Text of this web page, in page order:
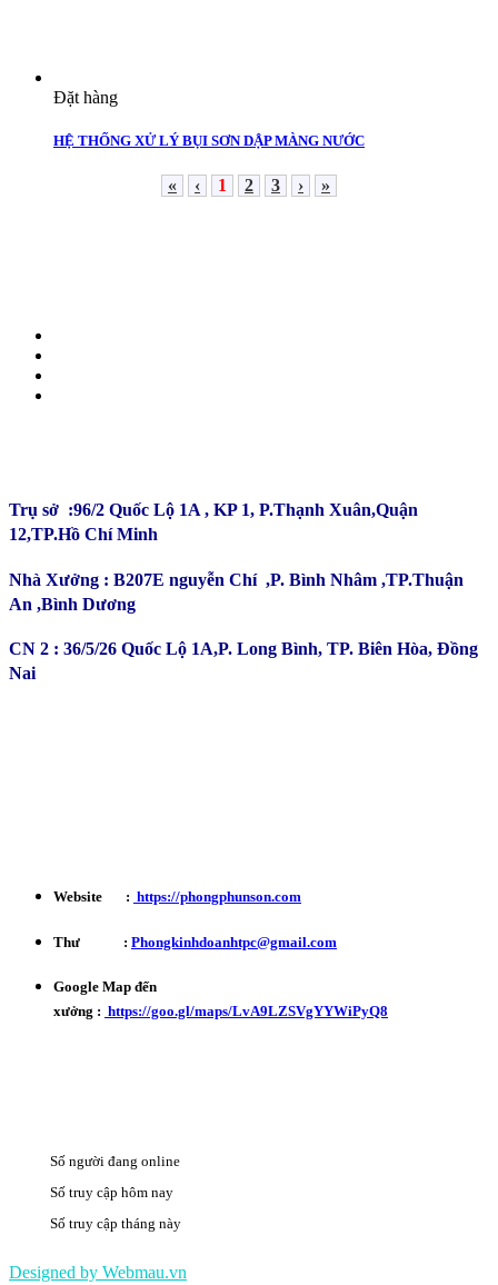
Đặt hàng
HỆ THỐNG XỬ LÝ BỤI SƠN DẬP MÀNG NƯỚC
« ‹ 1 2 3 › »
Trụ sở :96/2 Quốc Lộ 1A , KP 1, P.Thạnh Xuân,Quận
12,TP.Hồ Chí Minh
Nhà Xưởng : B207E nguyễn Chí ,P. Bình Nhâm ,TP.Thuận
An ,Bình Dương
CN 2 : 36/5/26 Quốc Lộ 1A,P. Long Bình, TP. Biên Hòa, Đồng
Nai
Website : https://phongphunson.com
Thư : Phongkinhdoanhtpc@gmail.com
Google Map đến
xưởng : https://goo.gl/maps/LvA9LZSVgYYWiPyQ8
Số người đang online
Số truy cập hôm nay
Số truy cập tháng này
Designed by Webmau.vn